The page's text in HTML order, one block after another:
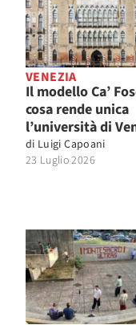
VENEZIA
Il modello Ca’
cosa rende unica
l’università di
di Luigi Capoani
23 Luglio 2026